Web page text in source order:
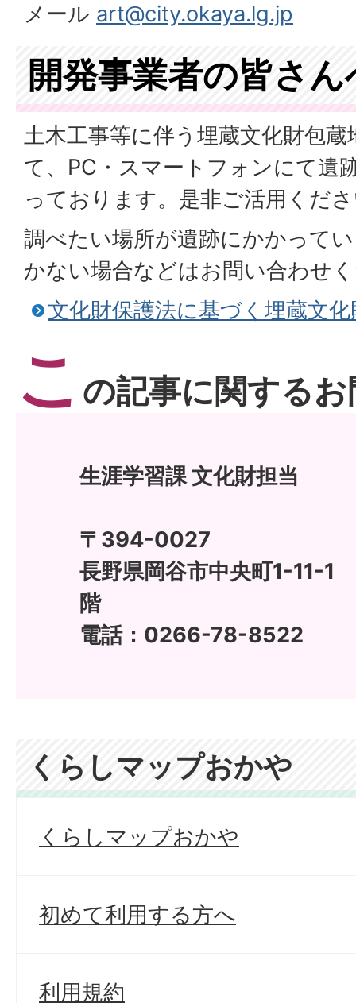
メール art@city.okaya.lg.jp
開発事業者の皆さん
土木工事等に伴う埋蔵文化財包
て、PC・スマートフォンにて遺
っております。是非ご活用くだ
調べたい場所が遺跡にかかって
かない場合などはお問い合わせ
文化財保護法に基づく埋蔵文
こ の記事に関する
生涯学習課 文化財担当
〒394-0027
長野県岡谷市中央町1-11-
階
電話：0266-78-8522
くらしマップおかや
くらしマップおかや
初めて利用する方へ
利用規約